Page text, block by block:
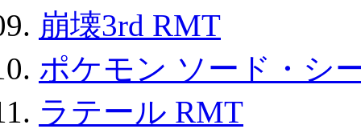
崩壊3rd RMT
ポケモン ソード・シ
ラテール RMT